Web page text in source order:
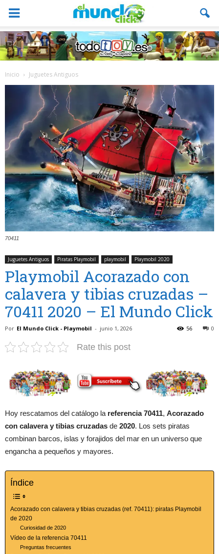
Inicio Juguetes Antiguos
70411
Juguetes Antiguos Piratas Playmobil playmobil Playmobil 2020
Playmobil Acorazado con
calavera y tibias cruzadas –
70411 2020 – El Mundo Click
Por El Mundo Click - Playmobil - junio 1, 2026 0
56
Rate this post
Hoy rescatamos del catálogo la referencia 70411, Acorazado
con calavera y tibias cruzadas de 2020. Los sets piratas
combinan barcos, islas y forajidos del mar en un universo que
engancha a pequeños y mayores.
Índice
Acorazado con calavera y tibias cruzadas (ref. 70411): piratas Playmobil
de 2020
Curiosidad de 2020
Vídeo de la referencia 70411
Preguntas frecuentes